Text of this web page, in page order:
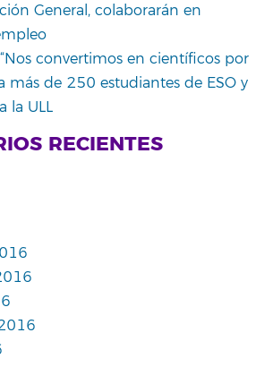
General, colaborarán en
convertimos en científicos por
más de 250 estudiantes de ESO y
la ULL
RECIENTES